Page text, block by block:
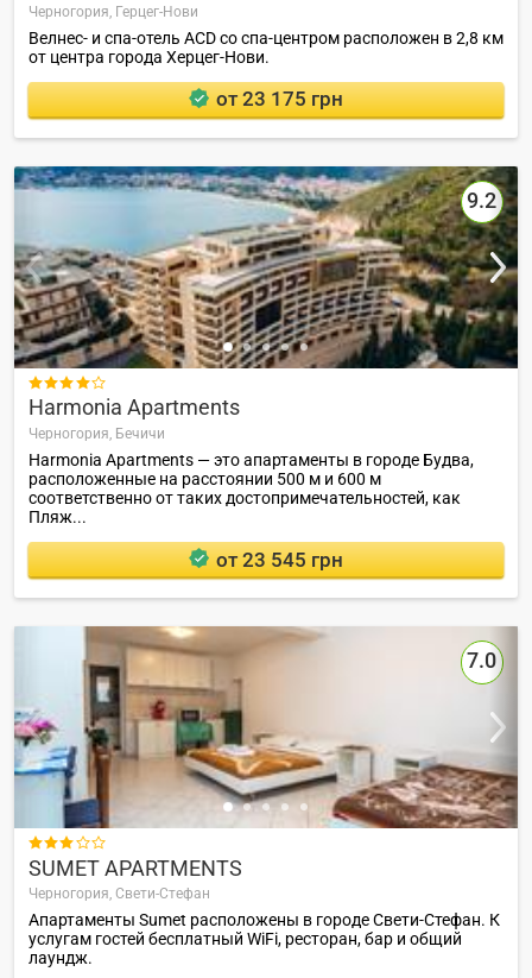
Черногория, Герцег-Нови
Велнес- и спа-отель ACD со спа-центром расположен в 2,8 км
от центра города Херцег-Нови.
от 23 175 грн
9.2

Harmonia Apartments
Черногория, Бечичи
Harmonia Apartments — это апартаменты в городе Будва,
расположенные на расстоянии 500 м и 600 м
соответственно от таких достопримечательностей, как
Пляж...
от 23 545 грн
7.0

SUMET APARTMENTS
Черногория, Свети-Стефан
Апартаменты Sumet расположены в городе Свети-Стефан. К
услугам гостей бесплатный WiFi, ресторан, бар и общий
лаундж.